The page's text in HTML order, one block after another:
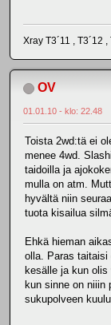
Xray T3´11 , T3´12
OV
01.01.10 - klo: 22.48
Toista 2wd:tä ei
menee 4wd.
taidoilla ja
mulla on atm.
hyvältä niin
tuota kisailua
Ehkä hieman
olla. Paras
kesälle ja kun
kun sinne on
sukupolveen